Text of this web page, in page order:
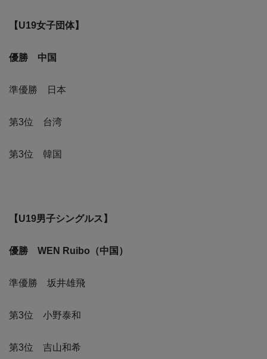
【U19女子団体】
優勝 中国
準優勝 日本
第3位 台湾
第3位 韓国
【U19男子シングルス】
優勝 WEN Ruibo（中国）
準優勝 坂井雄飛
第3位 小野泰和
第3位 吉山和希